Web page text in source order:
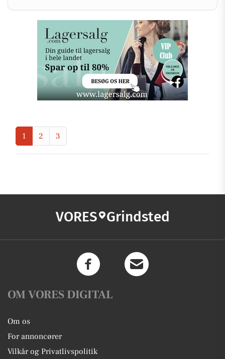
1 2 3
VORES Grindsted
OM VORES DIGITAL
Om os
For annoncører
Vilkår og Privatlivspolitik